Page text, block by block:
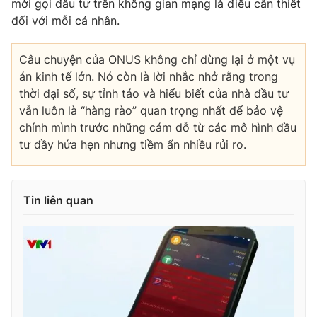
mời gọi đầu tư trên không gian mạng là điều cần thiết
đối với mỗi cá nhân.
Câu chuyện của ONUS không chỉ dừng lại ở một vụ
án kinh tế lớn. Nó còn là lời nhắc nhở rằng trong
thời đại số, sự tỉnh táo và hiểu biết của nhà đầu tư
vẫn luôn là “hàng rào” quan trọng nhất để bảo vệ
chính mình trước những cám dỗ từ các mô hình đầu
tư đầy hứa hẹn nhưng tiềm ẩn nhiều rủi ro.
Tin liên quan